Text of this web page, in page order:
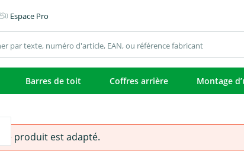
Espace Pro
Barres de toit Coffres arrière Montage
le produit est adapté.